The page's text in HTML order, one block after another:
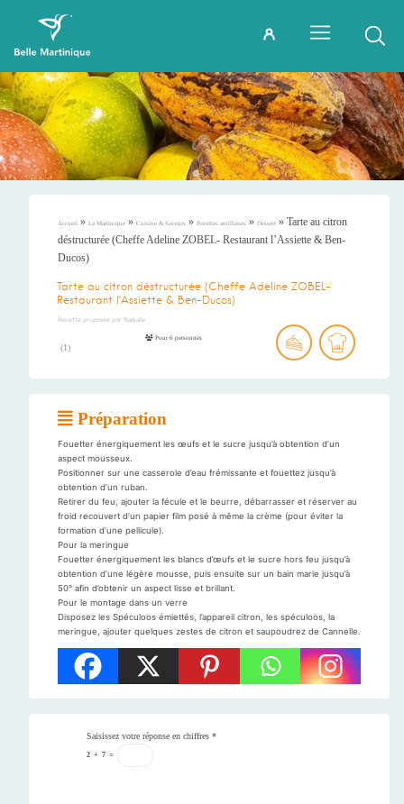
Accueil » La Martinique » Cuisine & Saveurs » Recettes antillaises » Dessert » Tarte au citron
déstructurée (Cheffe Adeline ZOBEL- Restaurant l’Assiette & Ben-
Ducos)
Tarte au citron déstructurée (Cheffe Adeline ZOBEL-
Restaurant l’Assiette & Ben-Ducos)
Recette proposée par Nathalie
(1)
Pour 6 personnes
Préparation
Fouetter énergiquement les œufs et le sucre jusqu’à obtention d’un
aspect mousseux.
Positionner sur une casserole d’eau frémissante et fouettez jusqu’à
obtention d’un ruban.
Retirer du feu, ajouter la fécule et le beurre, débarrasser et réserver au
froid recouvert d’un papier film posé à même la crème (pour éviter la
formation d’une pellicule).
Pour la meringue
Fouetter énergiquement les blancs d’œufs et le sucre hors feu jusqu’à
obtention d’une légère mousse, puis ensuite sur un bain marie jusqu’à
50° afin d’obtenir un aspect lisse et brillant.
Pour le montage dans un verre
Disposez les Spéculoos émiettés, l’appareil citron, les spéculoos, la
meringue, ajouter quelques zestes de citron et saupoudrez de Cannelle.
Saisissez votre réponse en chiffres *
2 + 7 =